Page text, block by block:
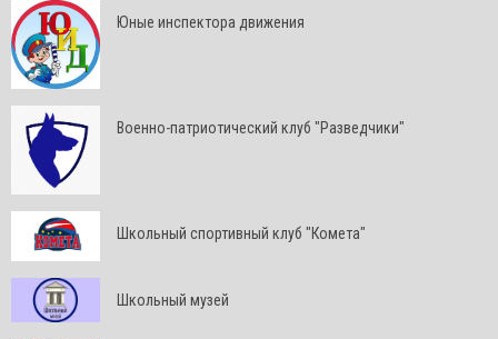
Юные инспектора движения
Военно-патриотический клуб "Разведчики"
Школьный спортивный клуб "Комета"
Школьный музей